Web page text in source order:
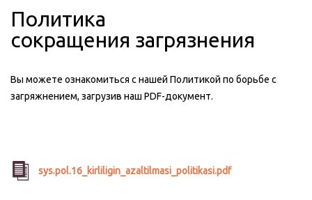
Политика
сокращения загрязнения
Вы можете ознакомиться с нашей Политикой по борьбе с
загряжнением, загрузив наш PDF-документ.
sys.pol.16_kirliligin_azaltilmasi_politikasi.pdf